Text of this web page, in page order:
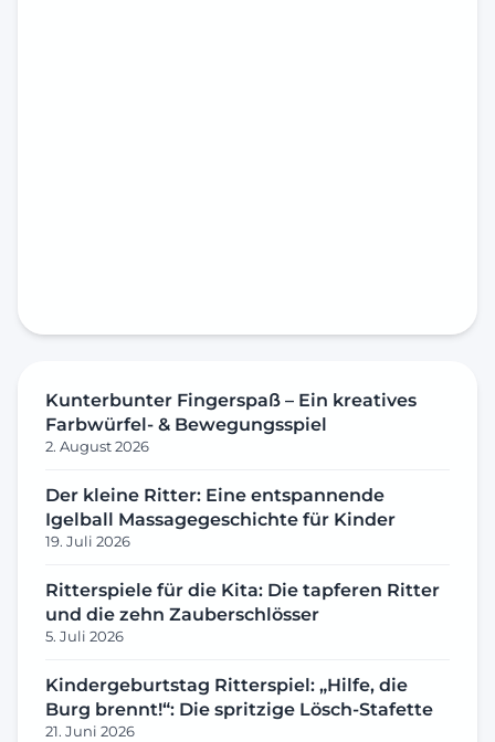
Kunterbunter Fingerspaß – Ein kreatives
Farbwürfel- & Bewegungsspiel
2. August 2026
Der kleine Ritter: Eine entspannende
Igelball Massagegeschichte für Kinder
19. Juli 2026
Ritterspiele für die Kita: Die tapferen Ritter
und die zehn Zauberschlösser
5. Juli 2026
Kindergeburtstag Ritterspiel: „Hilfe, die
Burg brennt!“: Die spritzige Lösch-Stafette
21. Juni 2026